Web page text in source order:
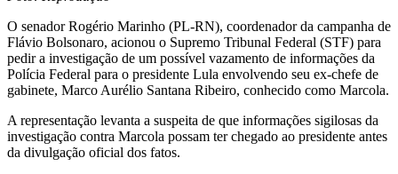
O senador Rogério Marinho (PL-RN), coordenador da campanha de
Flávio Bolsonaro, acionou o Supremo Tribunal Federal (STF) para
pedir a investigação de um possível vazamento de informações da
Polícia Federal para o presidente Lula envolvendo seu ex-chefe de
gabinete, Marco Aurélio Santana Ribeiro, conhecido como Marcola.
A representação levanta a suspeita de que informações sigilosas da
investigação contra Marcola possam ter chegado ao presidente antes
da divulgação oficial dos fatos.